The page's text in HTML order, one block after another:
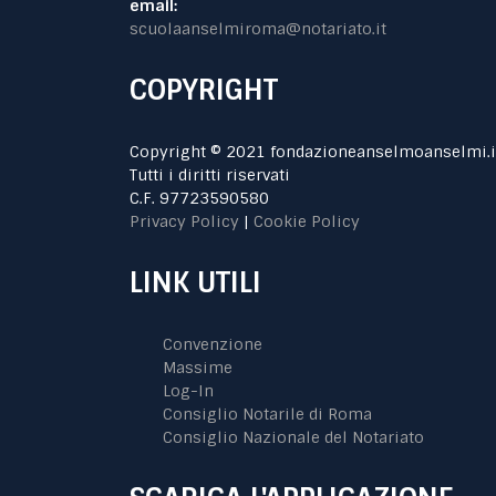
email:
scuolaanselmiroma@notariato.it
COPYRIGHT
Copyright © 2021
Tutti i diritti riservati
C.F. 97723590580
Privacy Policy | Cookie Policy
LINK UTILI
Convenzione
Massime
Log-In
Consiglio Notarile di Roma
Consiglio Nazionale del Notariato